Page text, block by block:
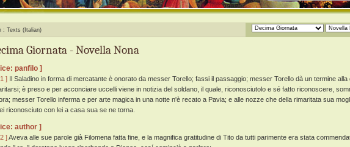
Texts (Italian)
Giornata - Novella Nona
panfilo ]
] Il Saladino in forma di mercatante è onorato da messer Torello; fassi il passaggio; messer Torello dà un termine alla
è preso e per acconciare uccelli viene in notizia del soldano, il quale, riconosciutolo e sé fatto riconoscere,
messer Torello inferma e per arte magica in una notte n'è recato a Pavia; e alle nozze che della rimaritata sua
riconosciuto con lei a casa sua se ne torna.
author ]
]Aveva alle sue parole già Filomena fatta fine, e la magnifica gratitudine di Tito da tutti parimente era stata